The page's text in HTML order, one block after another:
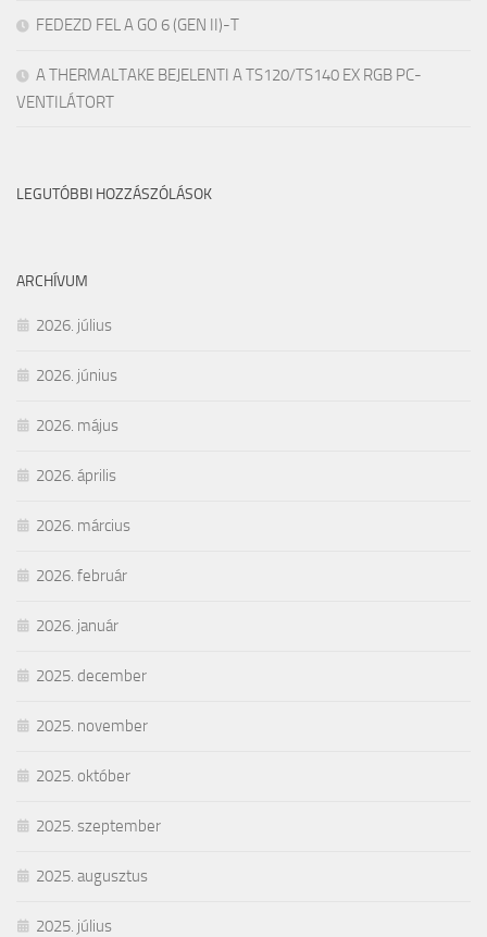
FEDEZD FEL A GO 6 (GEN II)-T
A THERMALTAKE BEJELENTI A TS120/TS140 EX RGB PC-
VENTILÁTORT
LEGUTÓBBI HOZZÁSZÓLÁSOK
ARCHÍVUM
2026. július
2026. június
2026. május
2026. április
2026. március
2026. február
2026. január
2025. december
2025. november
2025. október
2025. szeptember
2025. augusztus
2025. július